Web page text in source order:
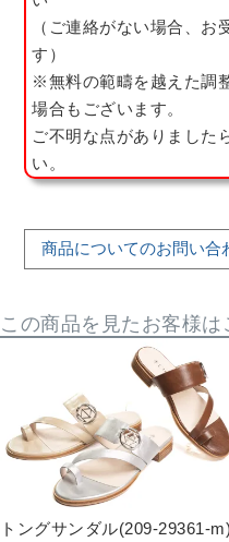
（ご連絡がない場合、お
す）
※無料の範疇を越えた調
場合もございます。
ご不明な点がありました
い。
商品についてのお問い合
この商品を見たお客様
トングサンダル(209-29361-m)